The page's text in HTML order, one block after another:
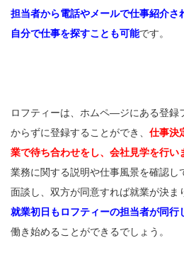
担当者から電話やメールで仕事紹介さ
自分で仕事を探すことも可能です。
ロフティーは、ホムペ―ジにある登録
からずに登録することができ、 仕事決
業で待ち合わせをし、会社見学を行い
業務に関する説明や仕事風景を確認し
面談し、双方が同意すれば就業が決ま
就業初日もロフティーの担当者が同行
働き始めることができるでしょう。